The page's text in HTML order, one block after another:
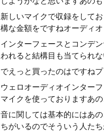
新しいマイクで収録をして
構な金額をですねオーディオ
インターフェースとコンデ
われると結構目も当てられ
でえっと買ったのはですね
ウェロオーディオインター
マイクを使っておりますあ
音に関しては基本的にはあ
ちがいるのでそういう人た